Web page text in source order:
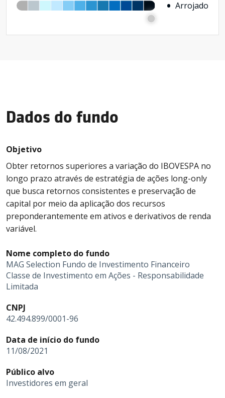
Arrojado
Dados do fundo
Objetivo
Obter retornos superiores a variação do IBOVESPA no
longo prazo através de estratégia de ações long-only
que busca retornos consistentes e preservação de
capital por meio da aplicação dos recursos
preponderantemente em ativos e derivativos de renda
variável.
Nome completo do fundo
MAG Selection Fundo de Investimento Financeiro
Classe de Investimento em Ações - Responsabilidade
Limitada
CNPJ
42.494.899/0001-96
Data de início do fundo
11/08/2021
Público alvo
Investidores em geral